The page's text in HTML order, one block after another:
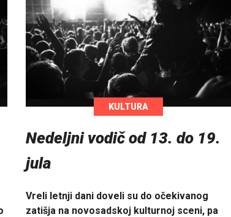
KULTURA
Nedeljni vodič od 13. do 19.
jula
Vreli letnji dani doveli su do očekivanog
zatišja na novosadskoj kulturnoj sceni, pa